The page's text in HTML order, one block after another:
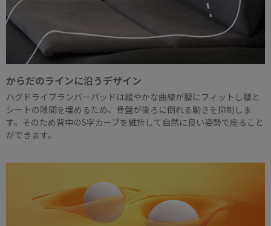
からだのラインに沿うデザイン
ハグドライブランバーパッドは緩やかな曲線が腰にフィットし腰と
シートの隙間を埋めるため、骨盤が後ろに倒れる動きを抑制しま
す。そのため背中のS字カーブを維持して自然に良い姿勢で座ること
ができます。